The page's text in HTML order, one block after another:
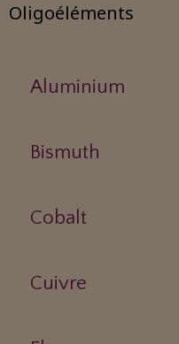
Oligoéléments
Aluminium
Bismuth
Cobalt
Cuivre